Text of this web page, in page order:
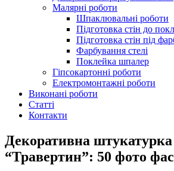
Малярні роботи
Шпаклювальні роботи
Підготовка стін до
Підготовка стін під
Фарбування стелі
Поклейка шпалер
Гіпсокартонні роботи
Електромонтажні роботи
Виконані роботи
Статті
Контакти
Декоративна штукатурка
“Травертин”: 50 фото